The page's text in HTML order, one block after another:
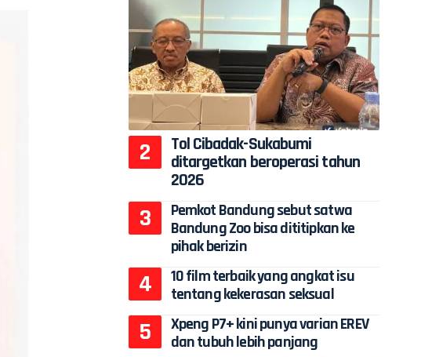
Tol Cibadak-Sukabumi
ditargetkan beroperasi tahun
2026
Pemkot Bandung sebut satwa
Bandung Zoo bisa dititipkan ke
pihak berizin
10 film terbaik yang angkat isu
tentang kekerasan seksual
Xpeng P7+ kini punya varian EREV
dan tubuh lebih panjang